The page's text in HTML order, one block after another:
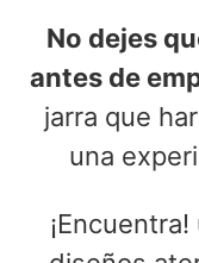
No dejes
antes de
jarra que
una